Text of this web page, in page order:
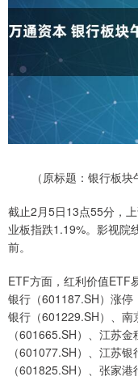
（原标题：银行板
截止2月5日13点55分，
业板指跌1.19%。影视院
前。
ETF方面，红利价值ETF
银行（601187.SH）涨
银行（601229.SH）、
（601665.SH）、江苏
（601077.SH）、江苏
（601825.SH）、张家